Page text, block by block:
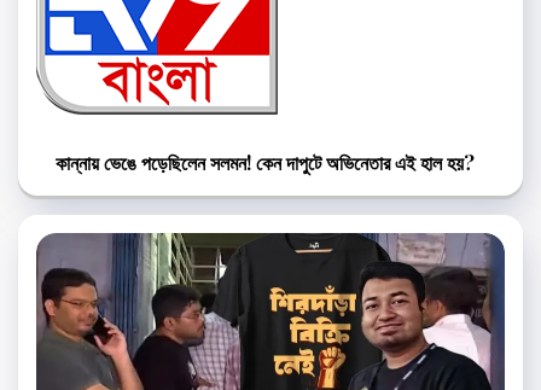
কান্নায় ভেঙে পড়েছিলেন সলমন! কেন দাপুটে অভিনেতার এই হাল হয়?